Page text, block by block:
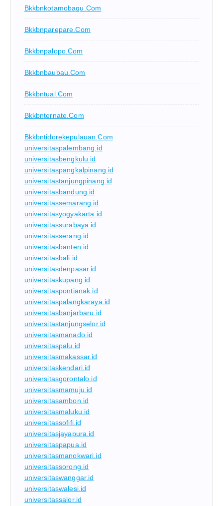
Bkkbnkotamobagu.com
Bkkbnparepare.com
Bkkbnpalopo.com
Bkkbnbaubau.com
Bkkbntual.com
Bkkbnternate.com
Bkkbntidorekepulauan.com
universitaspalembang.id
universitasbengkulu.id
universitaspangkalpinang.id
universitastanjungpinang.id
universitasbandung.id
universitassemarang.id
universitasyogyakarta.id
universitassurabaya.id
universitasserang.id
universitasbanten.id
universitasbali.id
universitasdenpasar.id
universitaskupang.id
universitaspontianak.id
universitaspalangkaraya.id
universitasbanjarbaru.id
universitastanjungselor.id
universitasmanado.id
universitaspalu.id
universitasmakassar.id
universitaskendari.id
universitasgorontalo.id
universitasmamuju.id
universitasambon.id
universitasmaluku.id
universitassofifi.id
universitasjayapura.id
universitaspapua.id
universitasmanokwari.id
universitassorong.id
universitaswanggar.id
universitaswalesi.id
universitassalor.id